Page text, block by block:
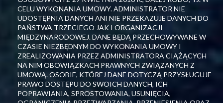
CELU WYKONANIA UMOWY. ADMINISTRATOR NIE
UDOSTĘPNIA DANYCH ANI NIE PRZEKAZUJE DANYCH DO
PAŃSTWA TRZECIEGO JAK I ORGANIZACJI
MIĘDZYNARODOWEJ. DANE BĘDĄ PRZECHOWYWANE W
CZASIE NIEZBĘDNYM DO WYKONANIA UMOWY I
ZREALIZOWANIA PRZEZ ADMINISTRATORA CIĄŻĄCYCH
NA NIM OBOWIĄZKACH PRAWNYCH ZWIĄZANYCH Z
UMOWĄ. OSOBIE, KTÓREJ DANE DOTYCZĄ PRZYSŁUGUJE
PRAWO DOSTĘPU DO SWOICH DANYCH, ICH
POPRAWIANIA, SPROSTOWANIA, USUNIĘCIA,